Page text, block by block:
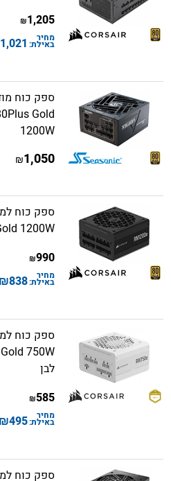
1,205
₪
מחיר
באילת: 1,021
Gold
1200W
1,050
₪
1200W
990
₪
מחיר
באילת:838
₪
לבן
585
₪
מחיר
באילת:495
₪